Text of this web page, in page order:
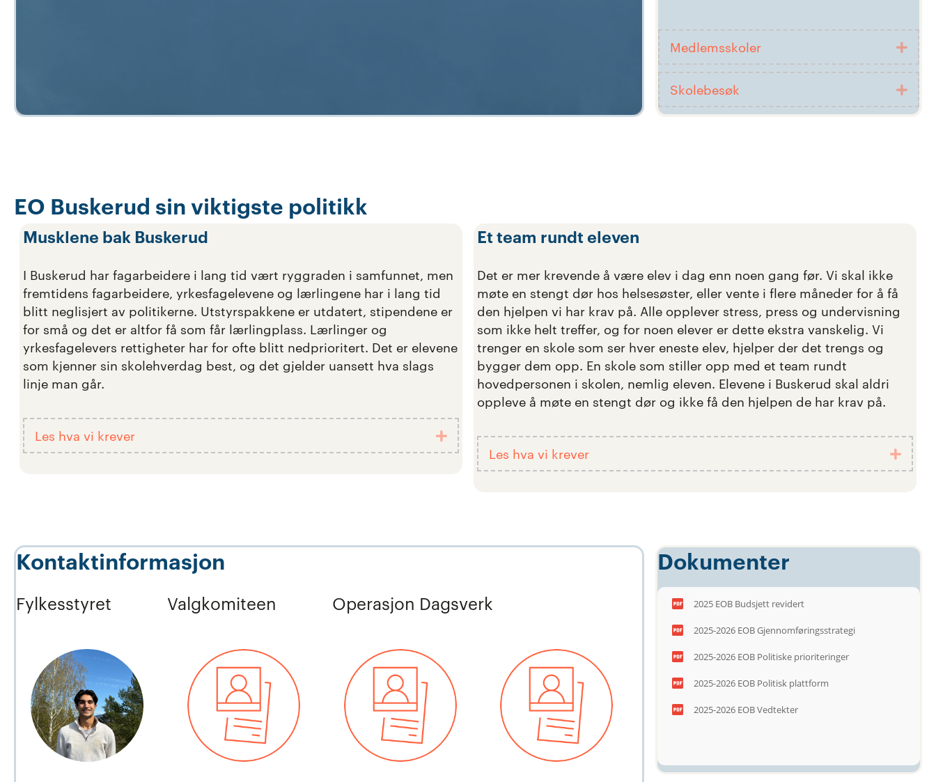
Medlemsskoler Utvid
Skolebesøk Utvid
EO Buskerud sin viktigste politikk
Musklene bak Buskerud
I Buskerud har fagarbeidere i lang tid vært ryggraden i samfunnet, men
fremtidens fagarbeidere, yrkesfagelevene og lærlingene har i lang tid
blitt neglisjert av politikerne. Utstyrspakkene er utdatert, stipendene er
for små og det er altfor få som får lærlingplass. Lærlinger og
yrkesfagelevers rettigheter har for ofte blitt nedprioritert. Det er elevene
som kjenner sin skolehverdag best, og det gjelder uansett hva slags
linje man går.
Les hva vi krever Utvid
Et team rundt eleven
Det er mer krevende å være elev i dag enn noen gang før. Vi skal ikke
møte en stengt dør hos helsesøster, eller vente i flere måneder for å få
den hjelpen vi har krav på. Alle opplever stress, press og undervisning
som ikke helt treffer, og for noen elever er dette ekstra vanskelig. Vi
trenger en skole som ser hver eneste elev, hjelper der det trengs og
bygger dem opp. En skole som stiller opp med et team rundt
hovedpersonen i skolen, nemlig eleven. Elevene i Buskerud skal aldri
oppleve å møte en stengt dør og ikke få den hjelpen de har krav på.
Les hva vi krever Utvid
Kontaktinformasjon
Fylkesstyret Valgkomiteen Operasjon Dagsverk
Dokumenter
2025 EOB Budsjett revidert
2025-2026 EOB Gjennomføringsstrategi
2025-2026 EOB Politiske prioriteringer
2025-2026 EOB Politisk plattform
2025-2026 EOB Vedtekter